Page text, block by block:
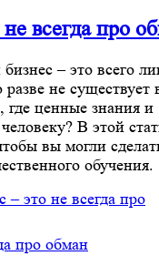
всегда про
– это всего
не существует
где ценные знания и
В этой
вы могли
обучения.
это не всегда про
про обман